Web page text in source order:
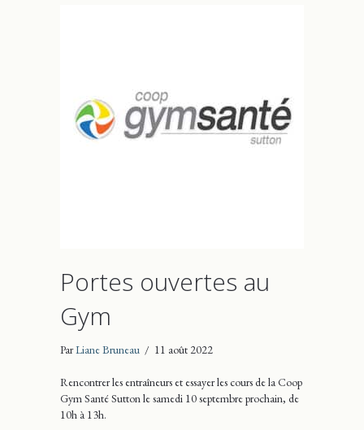
Portes ouvertes au
Gym
ParLiane Bruneau / 11 août 2022
Rencontrer les entraîneurs et essayer les cours de la Coop
Gym Santé Sutton le samedi 10 septembre prochain, de
10h à 13h.